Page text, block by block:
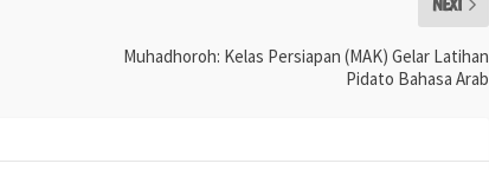
NEXT
Muhadhoroh: Kelas Persiapan (MAK) Gelar Latihan
Pidato Bahasa Arab